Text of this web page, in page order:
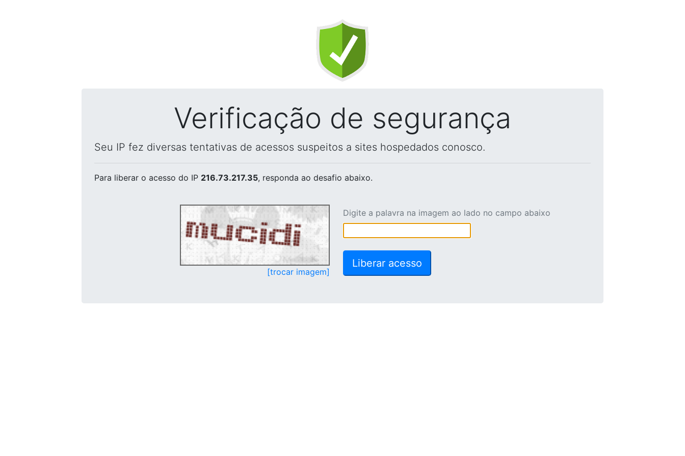
Verificação de segurança
Seu IP fez diversas tentativas de acessos suspeitos a sites hospedados conosco.
Para liberar o acesso do IP 216.73.217.35, responda ao desafio abaixo.
[trocar imagem]
Digite a palavra na imagem ao lado no campo abaixo